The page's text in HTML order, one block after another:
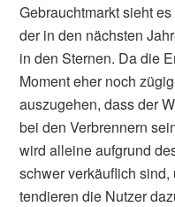
Gebrauchtmarkt sieht
der in den nächsten
in den Sternen. Da die
Moment eher noch
auszugehen, dass der
bei den Verbrennern
wird alleine aufgrund
schwer verkäuflich
tendieren die Nutzer